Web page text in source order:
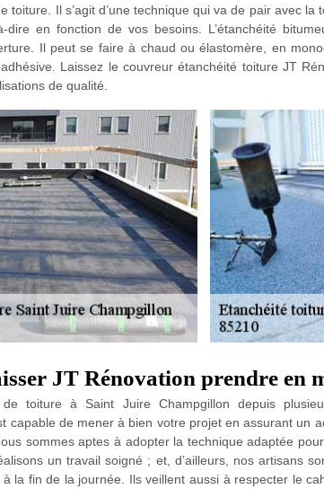
toiture. Il s’agit d’une technique qui va de pair avec la
dire en fonction de vos besoins. L’étanchéité
Il peut se faire à chaud ou élastomère, en
Laissez le couvreur étanchéité toiture JT
de qualité.
JT Rénovation prendre en
de toiture à Saint Juire Champgillon depuis
capable de mener à bien votre projet en assurant un
sommes aptes à adopter la technique adaptée
un travail soigné ; et, d’ailleurs, nos artisans
la fin de la journée. Ils veillent aussi à respecter le